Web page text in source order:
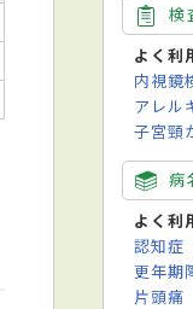
検
よく利
内視鏡
アレル
子宮頸
病
よく利
認知症
更年期
片頭痛